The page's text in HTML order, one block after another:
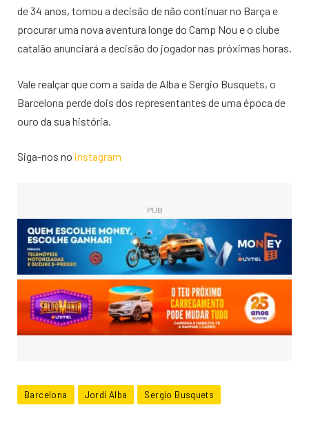
de 34 anos, tomou a decisão de não continuar no Barça e
procurar uma nova aventura longe do Camp Nou e o clube
catalão anunciará a decisão do jogador nas próximas horas.
Vale realçar que com a saída de Alba e Sergio Busquets, o
Barcelona perde dois dos representantes de uma época de
ouro da sua história.
Siga-nos no instagram
PUB
Barcelona Jordi Alba Sergio Busquets